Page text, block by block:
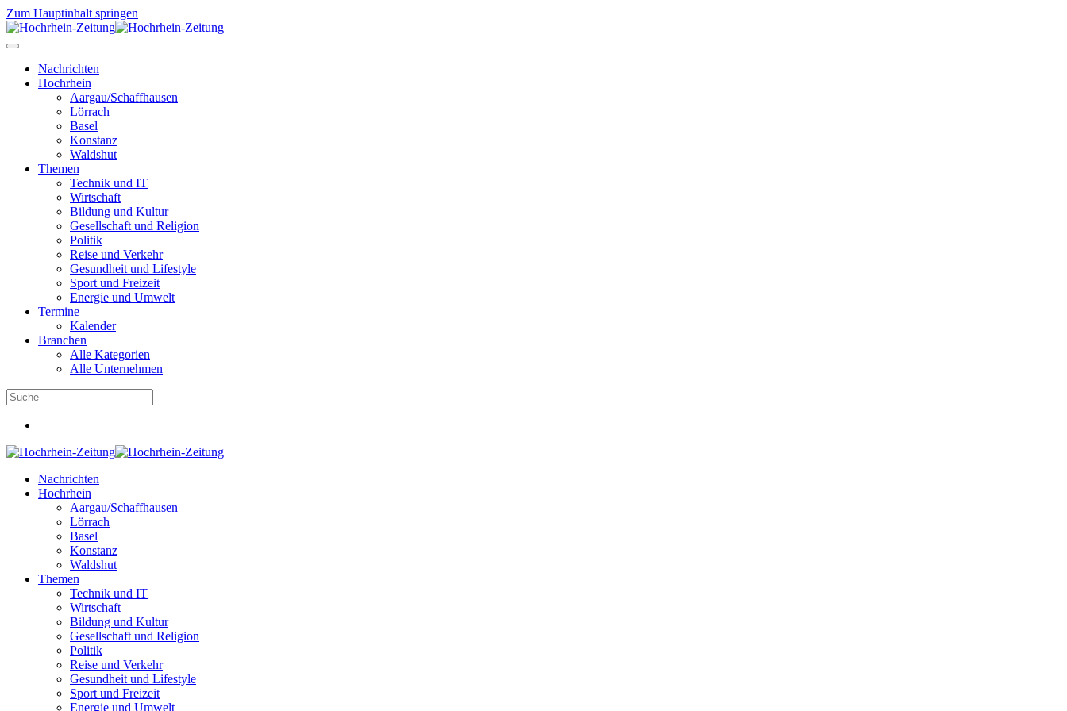
Zum Hauptinhalt springen
Nachrichten
Hochrhein
Aargau/Schaffhausen
Lörrach
Basel
Konstanz
Waldshut
Themen
Technik und IT
Wirtschaft
Bildung und Kultur
Gesellschaft und Religion
Politik
Reise und Verkehr
Gesundheit und Lifestyle
Sport und Freizeit
Energie und Umwelt
Termine
Kalender
Branchen
Alle Kategorien
Alle Unternehmen
Nachrichten
Hochrhein
Aargau/Schaffhausen
Lörrach
Basel
Konstanz
Waldshut
Themen
Technik und IT
Wirtschaft
Bildung und Kultur
Gesellschaft und Religion
Politik
Reise und Verkehr
Gesundheit und Lifestyle
Sport und Freizeit
Energie und Umwelt